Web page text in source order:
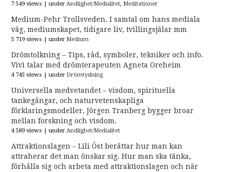
7 549 views |underAndlighet/Medialitet, Meditationer
Medium-Pehr Trollsveden. I samtal om hans mediala
väg, mediumskapet, tidigare liv, tvillingsjälar mm
5 719 views |under Medium
Drömtolkning – Tips, råd, symboler, tekniker och info.
Vivi talar med drömterapeuten Agneta Oreheim
4 745 views |under Drömtydning
Universella medvetandet – visdom, spirituella
tankegångar, och naturvetenskapliga
förklaringsmodeller, Jörgen Tranberg bygger broar
mellan forskning och visdom.
4 589 views |underAndlighet/Medialitet
Attraktionslagen – Lili Öst berättar hur man kan
attraherar det man önskar sig. Hur man ska tänka,
förhålla sig och arbeta med attraktionslagen och när